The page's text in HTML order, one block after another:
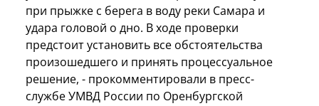
при прыжке с берега в воду реки Самара и
удара головой о дно. В ходе проверки
предстоит установить все обстоятельства
произошедшего и принять процессуальное
решение, - прокомментировали в пресс-
службе УМВД России по Оренбургской